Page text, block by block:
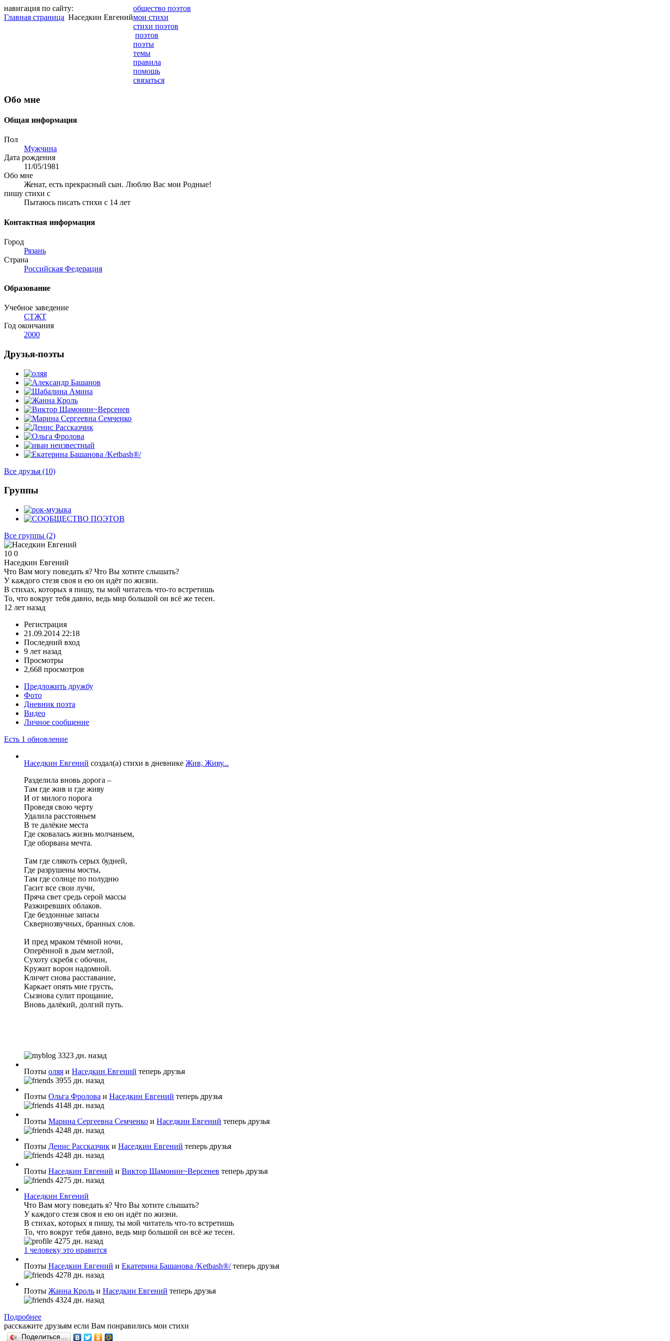
навигация по сайту:
Главная страница Наседкин Евгений
общество поэтов
мои стихи
стихи поэтов
поэтов
поэты
темы
правила
помощь
связаться
Обо мне
Общая информация
Пол
Мужчина
Дата рождения
11/05/1981
Обо мне
Женат, есть прекрасный сын. Люблю Вас мои Родные!
пишу стихи с
Пытаюсь писать стихи с 14 лет
Контактная информация
Город
Рязань
Страна
Российская Федерация
Образование
Учебное заведение
СТЖТ
Год окончания
2000
Друзья-поэты
Все друзья (10)
Группы
Все группы (2)
10 0
Наседкин Евгений
Что Вам могу поведать я? Что Вы хотите слышать?
У каждого стезя своя и ею он идёт по жизни.
В стихах, которых я пишу, ты мой читатель что-то встретишь
То, что вокруг тебя давно, ведь мир большой он всё же тесен.
12 лет назад
Регистрация
21.09.2014 22:18
Последний вход
9 лет назад
Просмотры
2,668 просмотров
Предложить дружбу
Фото
Дневник поэта
Видео
Личное сообщение
Есть 1 обновление
Наседкин Евгений создал(а) стихи в дневнике Жив, Живу...
Разделила вновь дорога –
Там где жив и где живу
И от милого порога
Проведя свою черту
Удалила расстояньем
В те далёкие места
Где сковалась жизнь молчаньем,
Где оборвана мечта.
Там где слякоть серых будней,
Где разрушены мосты,
Там где солнце по полудню
Гасит все свои лучи,
Пряча свет средь серой массы
Разжиревших облаков.
Где бездонные запасы
Сквернозвучных, бранных слов.
И пред мраком тёмной ночи,
Оперённой в дым метлой,
Сухоту скребя с обочин,
Кружит ворон надомной.
Кличет снова расставание,
Каркает опять мне грусть,
Сызнова сулит прощание,
Вновь далёкий, долгий путь.
3323 дн. назад
Поэты оляя и Наседкин Евгений теперь друзья
3955 дн. назад
Поэты Ольга Фролова и Наседкин Евгений теперь друзья
4148 дн. назад
Поэты Марина Сергеевна Семченко и Наседкин Евгений теперь друзья
4248 дн. назад
Поэты Денис Рассказчик и Наседкин Евгений теперь друзья
4248 дн. назад
Поэты Наседкин Евгений и Виктор Шамонин~Версенев теперь друзья
4275 дн. назад
Наседкин Евгений
Что Вам могу поведать я? Что Вы хотите слышать?
У каждого стезя своя и ею он идёт по жизни.
В стихах, которых я пишу, ты мой читатель что-то встретишь
То, что вокруг тебя давно, ведь мир большой он всё же тесен.
4275 дн. назад
1 человеку это нравится
Поэты Наседкин Евгений и Екатерина Башанова /Ketbash®/теперь друзья
4278 дн. назад
Поэты Жанна Кроль и Наседкин Евгений теперь друзья
4324 дн. назад
Подробнее
расскажите друзьям если Вам понравились мои стихи
Поделиться…